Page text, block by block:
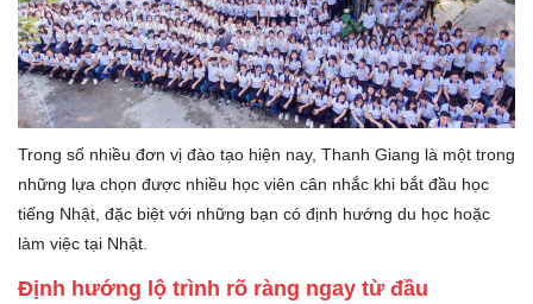
Trong số nhiều đơn vị đào tạo hiện nay, Thanh Giang là một trong
những lựa chọn được nhiều học viên cân nhắc khi bắt đầu học
tiếng Nhật, đặc biệt với những bạn có định hướng du học hoặc
làm việc tại Nhật.
Định hướng lộ trình rõ ràng ngay từ đầu